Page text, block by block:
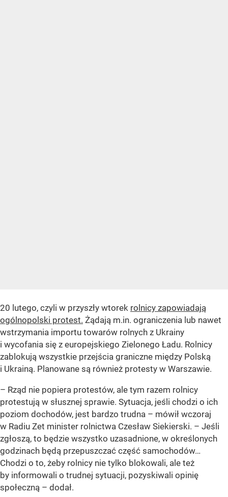
20 lutego, czyli w przyszły wtorek rolnicy zapowiadają
ogólnopolski protest. Żądają m.in. ograniczenia lub nawet
wstrzymania importu towarów rolnych z Ukrainy
i wycofania się z europejskiego Zielonego Ładu. Rolnicy
zablokują wszystkie przejścia graniczne między Polską
i Ukrainą. Planowane są również protesty w Warszawie.
– Rząd nie popiera protestów, ale tym razem rolnicy
protestują w słusznej sprawie. Sytuacja, jeśli chodzi o ich
poziom dochodów, jest bardzo trudna – mówił wczoraj
w Radiu Zet minister rolnictwa Czesław Siekierski. – Jeśli
zgłoszą, to będzie wszystko uzasadnione, w określonych
godzinach będą przepuszczać część samochodów…
Chodzi o to, żeby rolnicy nie tylko blokowali, ale też
by informowali o trudnej sytuacji, pozyskiwali opinię
społeczną – dodał.